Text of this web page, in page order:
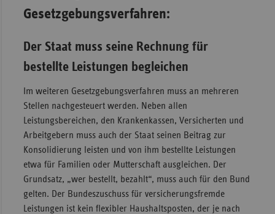
Gesetzgebungsverfahren:
Der Staat muss seine Rechnung für
bestellte Leistungen begleichen
Im weiteren Gesetzgebungsverfahren muss an mehreren
Stellen nachgesteuert werden. Neben allen
Leistungsbereichen, den Krankenkassen, Versicherten und
Arbeitgebern muss auch der Staat seinen Beitrag zur
Konsolidierung leisten und von ihm bestellte Leistungen
etwa für Familien oder Mutterschaft ausgleichen. Der
Grundsatz, „wer bestellt, bezahlt“, muss auch für den Bund
gelten. Der Bundeszuschuss für versicherungsfremde
Leistungen ist kein flexibler Haushaltsposten, der je nach